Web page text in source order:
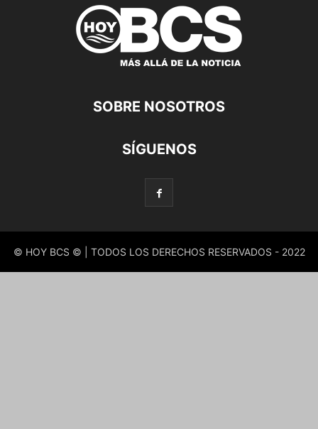
SOBRE NOSOTROS
SÍGUENOS
© HOY BCS © | TODOS LOS DERECHOS RESERVADOS - 2022